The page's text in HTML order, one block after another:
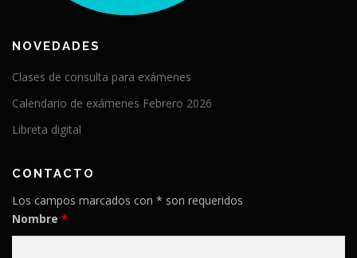
NOVEDADES
Clases de consulta para exámenes
Calendario de exámenes Febrero 2026
Libreta digital
CONTACTO
Los campos marcados con * son requeridos
Nombre *